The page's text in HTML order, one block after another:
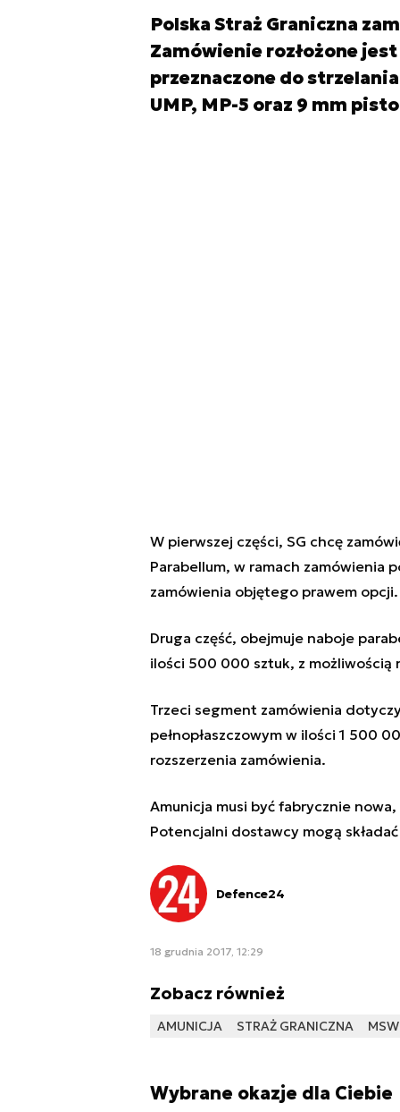
Polska Straż Graniczna
Zamówienie rozłożone
przeznaczone do
UMP, MP-5 oraz 9 mm
W pierwszej części, SG chcę
Parabellum, w ramach zamówienia
zamówienia objętego prawem
Druga część, obejmuje naboje
ilości 500 000 sztuk, z możliwością
Trzeci segment zamówienia
pełnopłaszczowym w ilości 1 500
rozszerzenia zamówienia.
Amunicja musi być fabrycznie
Potencjalni dostawcy mogą
Defence24
18 grudnia 2017, 12:29
Zobacz również
AMUNICJA STRAŻ GRANICZNA
Wybrane okazje dla Ciebie